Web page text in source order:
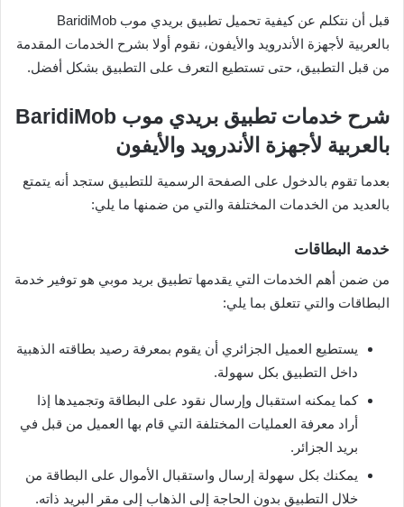
قبل أن نتكلم عن كيفية تحميل تطبيق بريدي موب BaridiMob
بالعربية لأجهزة الأندرويد والأيفون، نقوم أولا بشرح الخدمات المقدمة
من قبل التطبيق، حتى تستطيع التعرف على التطبيق بشكل أفضل.
شرح خدمات تطبيق بريدي موب BaridiMob
بالعربية لأجهزة الأندرويد والأيفون
بعدما تقوم بالدخول على الصفحة الرسمية للتطبيق ستجد أنه يتمتع
بالعديد من الخدمات المختلفة والتي من ضمنها ما يلي:
خدمة البطاقات
من ضمن أهم الخدمات التي يقدمها تطبيق بريد موبي هو توفير خدمة
البطاقات والتي تتعلق بما يلي:
يستطيع العميل الجزائري أن يقوم بمعرفة رصيد بطاقته الذهبية
داخل التطبيق بكل سهولة.
كما يمكنه استقبال وإرسال نقود على البطاقة وتجميدها إذا
أراد معرفة العمليات المختلفة التي قام بها العميل من قبل في
بريد الجزائر.
يمكنك بكل سهولة إرسال واستقبال الأموال على البطاقة من
خلال التطبيق بدون الحاجة إلى الذهاب إلى مقر البريد ذاته.